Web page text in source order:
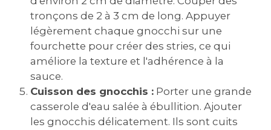
tronçons de 2 à 3 cm de long. Appuyer
légèrement chaque gnocchi sur une
fourchette pour créer des stries, ce qui
améliore la texture et l'adhérence à la
sauce.
Cuisson des gnocchis : Porter une grande
casserole d'eau salée à ébullition. Ajouter
les gnocchis délicatement. Ils sont cuits